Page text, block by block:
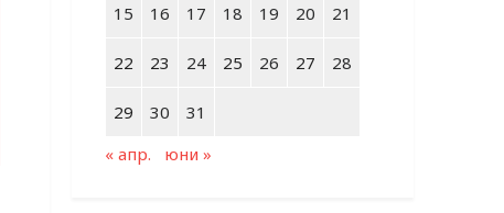
15 16 17 18 19 20 21
22 23 24 25 26 27 28
29 30
31
« апр.
юни »